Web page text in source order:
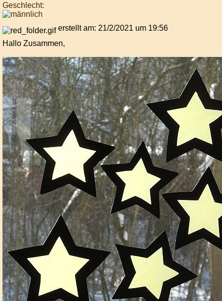
Geschlecht:
erstellt am: 21/2/2021 um 19:56
Hallo Zusammen,